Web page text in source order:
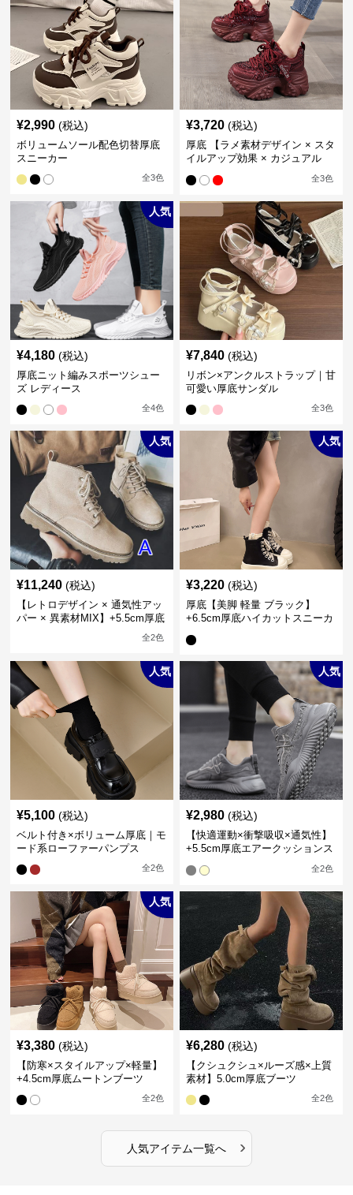
¥2,990 (税込)
ボリュームソール配色切替厚底
スニーカー
全3色
¥3,720 (税込)
厚底 【ラメ素材デザイン × スタ
イルアップ効果 × カジュアル
全3色
人気
¥4,180 (税込)
厚底ニット編みスポーツシュー
ズ レディース
全4色
¥7,840 (税込)
リボン×アンクルストラップ｜甘
可愛い厚底サンダル
全3色
人気
¥11,240 (税込)
【レトロデザイン × 通気性アッ
パー × 異素材MIX】+5.5cm厚底
全2色
人気
¥3,220 (税込)
厚底【美脚 軽量 ブラック】
+6.5cm厚底ハイカットスニーカ
人気
¥5,100 (税込)
ベルト付き×ボリューム厚底｜モ
ード系ローファーパンプス
全2色
人気
¥2,980 (税込)
【快適運動×衝撃吸収×通気性】
+5.5cm厚底エアークッションス
全2色
人気
¥3,380 (税込)
【防寒×スタイルアップ×軽量】
+4.5cm厚底ムートンブーツ
全2色
¥6,280 (税込)
【クシュクシュ×ルーズ感×上質
素材】5.0cm厚底ブーツ
全2色
人気アイテム一覧へ ›